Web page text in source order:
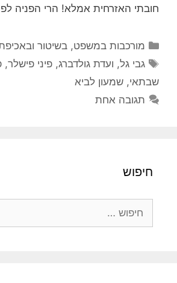
חובתי האזרחית אמלא! הרי הפניה
קטגוריות
מורכבות במשפט, בשיטור
תגיות
גבי גל, ועדת גולדברג,פיני פישלר,
שבתאי, שמעון לביא
תגובה אחת
חיפוש